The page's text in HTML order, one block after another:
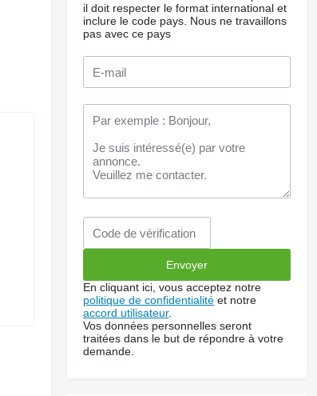
il doit respecter le format international et
inclure le code pays. Nous ne travaillons
pas avec ce pays
En cliquant ici, vous acceptez notre
politique de confidentialité et notre
accord utilisateur.
Vos données personnelles seront
traitées dans le but de répondre à votre
demande.